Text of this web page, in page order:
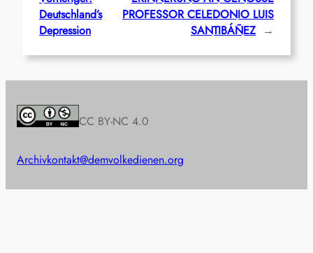
Deutschland’s
Depression
PROFESSOR CELEDONIO LUIS
SANTIBÁÑEZ →
CC BY-NC 4.0
Archivkontakt@demvolkedienen.org